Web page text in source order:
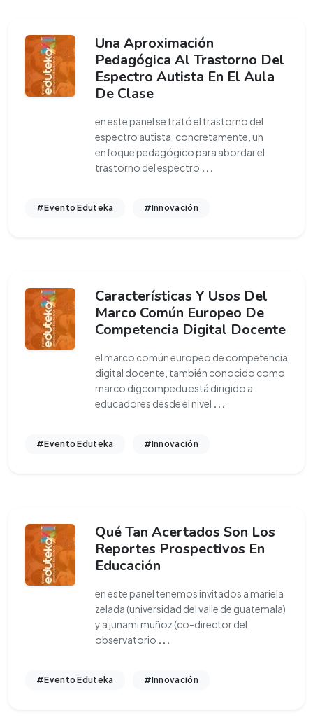
Una Aproximación
Pedagógica Al Trastorno Del
Espectro Autista En El Aula
De Clase
en este panel se trató el trastorno del
espectro autista. concretamente, un
enfoque pedagógico para abordar el
trastorno del espectro ...
#Evento Eduteka #Innovación
Características Y Usos Del
Marco Común Europeo De
Competencia Digital Docente
el marco común europeo de competencia
digital docente, también conocido como
marco digcompedu está dirigido a
educadores desde el nivel ...
#Evento Eduteka #Innovación
Qué Tan Acertados Son Los
Reportes Prospectivos En
Educación
en este panel tenemos invitados a mariela
zelada (universidad del valle de guatemala)
y a junami muñoz (co-director del
observatorio ...
#Evento Eduteka #Innovación